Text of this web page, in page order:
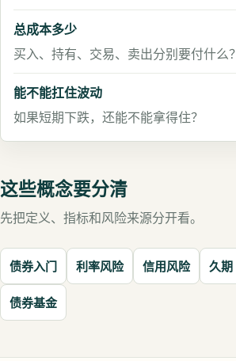
总成本多少
买入、持有、交易、卖出分别要付什么？
能不能扛住波动
如果短期下跌，还能不能拿得住？
这些概念要分清
先把定义、指标和风险来源分开看。
债券入门 利率风险 信用风险 久期
债券基金